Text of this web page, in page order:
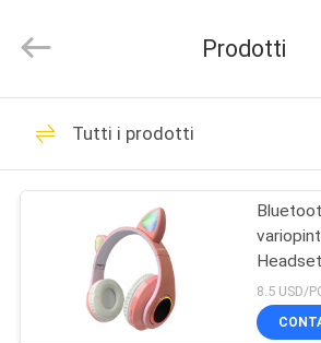
CASA
PRODOTTI
Electronics
Co,ltd.
Reserved.
Cuffia
Bluetooth
Prodotti
Tutti i prodotti
8.5 USD/